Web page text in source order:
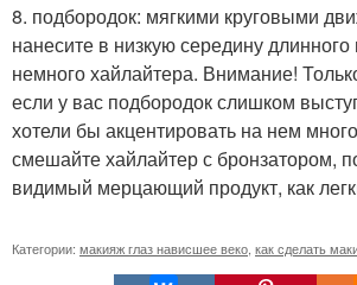
8. подбородок: мягкими круговыми
нанесите в низкую середину
немного хайлайтера. Внимание!
если у вас подбородок слишком
хотели бы акцентировать на нем
смешайте хайлайтер с бронзатором,
видимый мерцающий продукт, как
Категории: макияж глаз нависшее веко как сделать